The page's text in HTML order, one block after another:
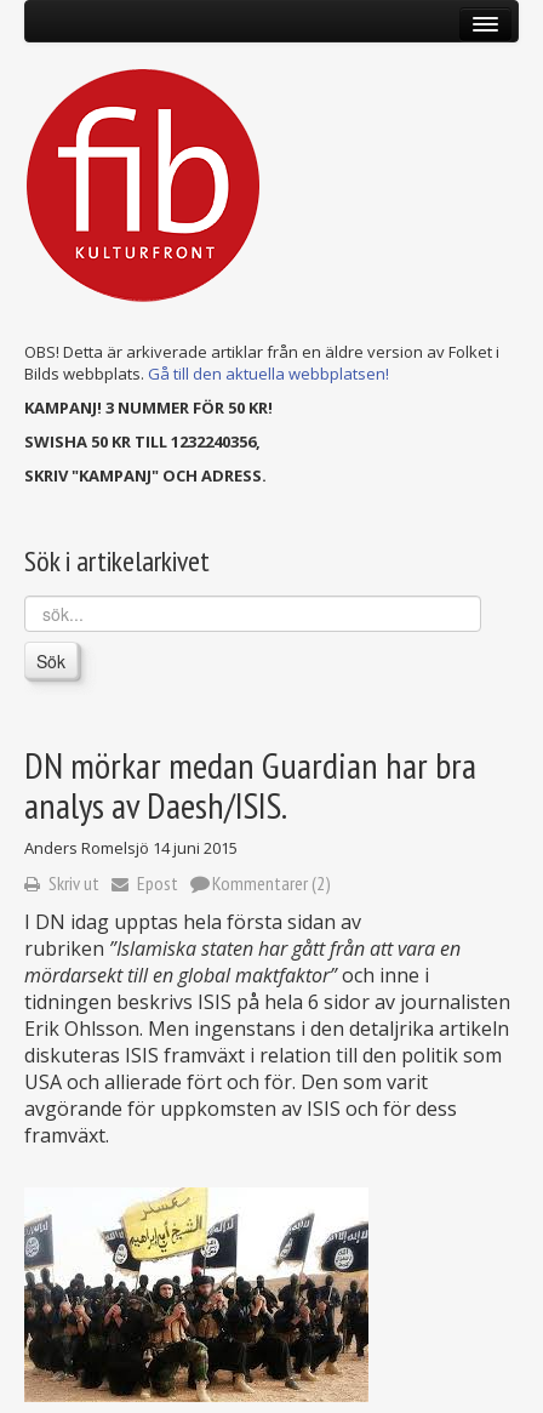
OBS! Detta är arkiverade artiklar från en äldre version av Folket i
Bilds webbplats. Gå till den aktuella webbplatsen!
KAMPANJ! 3 NUMMER FÖR 50 KR!
SWISHA 50 KR TILL 1232240356,
SKRIV "KAMPANJ" OCH ADRESS.
Sök i artikelarkivet
sök...
Sök
DN mörkar medan Guardian har bra
analys av Daesh/ISIS.
Anders Romelsjö 14 juni 2015
Skriv ut Epost Kommentarer (2)
I DN idag upptas hela första sidan av
rubriken ”Islamiska staten har gått från att vara en
mördarsekt till en global maktfaktor”och inne i
tidningen beskrivs ISIS på hela 6 sidor av journalisten
Erik Ohlsson. Men ingenstans i den detaljrika artikeln
diskuteras ISIS framväxt i relation till den politik som
USA och allierade fört och för. Den som varit
avgörande för uppkomsten av ISIS och för dess
framväxt.